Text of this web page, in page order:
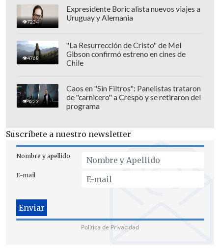
confirmada de manera oficial. De todas
formasla Municipalidad ya anunció
entre el 19 y el 24 de febrero.
7234
Expresidente Boric alista nuevos viajes a
Uruguay y Alemania
4768
"La Resurrección de Cristo" de Mel
Gibson confirmó estreno en cines de
Chile
4223
Caos en "Sin Filtros": Panelistas trataron
de "carnicero" a Crespo y se retiraron del
programa
Suscríbete a nuestro newsletter
Nombre y apellido
E-mail
Política de Privacidad